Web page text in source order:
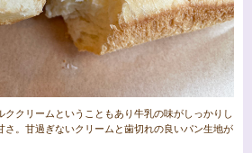
ククリームということもあり牛乳の味がしっかりし
さ。甘過ぎないクリームと歯切れの良いパン生地が